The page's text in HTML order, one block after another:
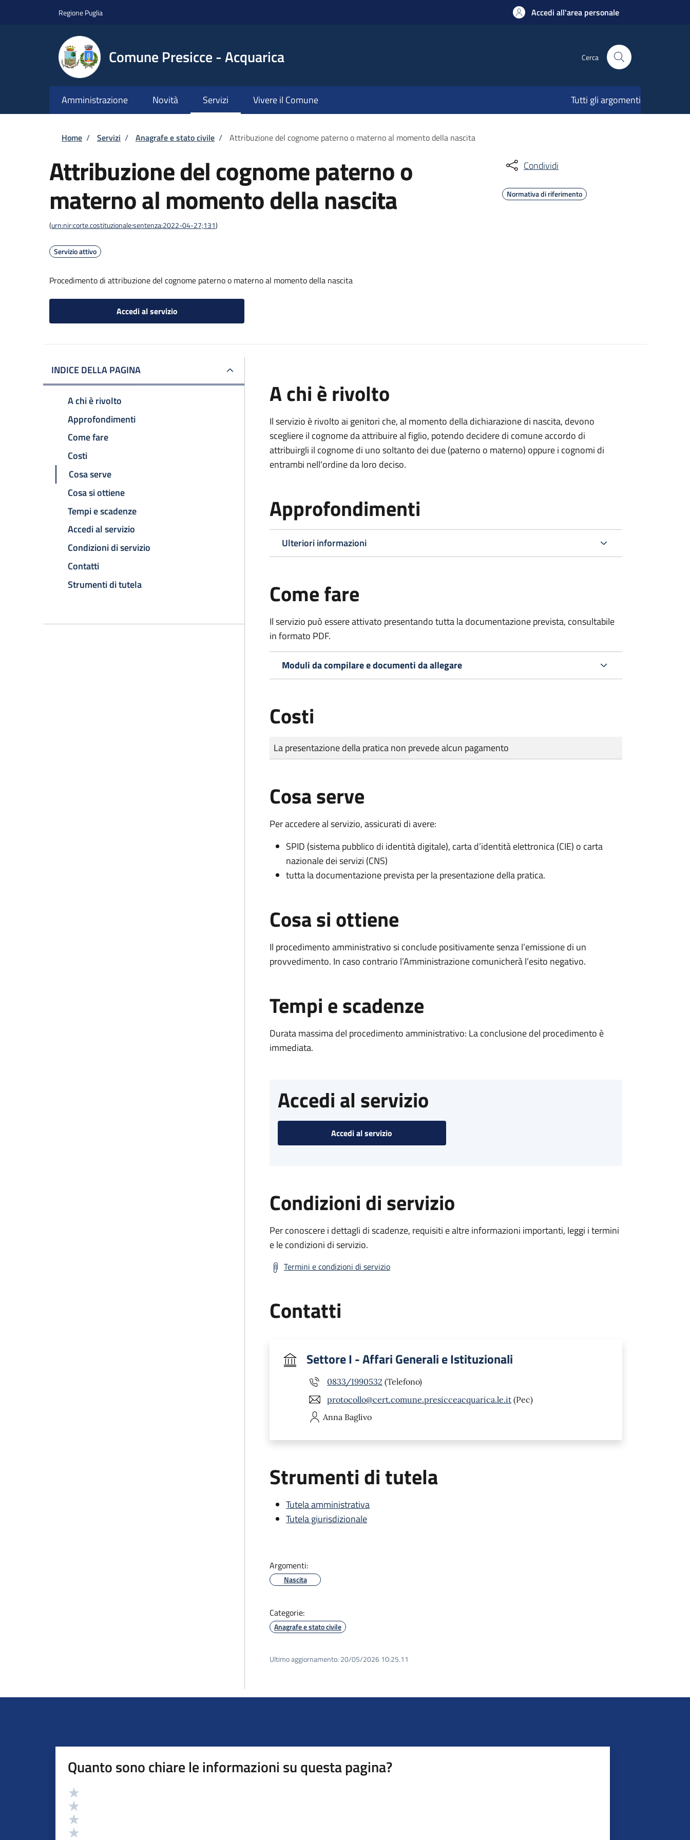
Regione Puglia Accedi all'area personale
Comune Presicce - Acquarica Cerca
Amministrazione Novità Servizi Vivere il Comune Tutti gli argomenti
Briciole di pane
Home / Servizi / Anagrafe e stato civile / Attribuzione del cognome paterno o materno al momento della nascita
Attribuzione del cognome paterno o
materno al momento della nascita
(urn:nir:corte.costituzionale:sentenza:2022-04-27;131)
Servizio attivo
Procedimento di attribuzione del cognome paterno o materno al momento della nascita
Accedi al servizio
Condividi
Normativa di riferimento
INDICE DELLA PAGINA
A chi è rivolto
Approfondimenti
Come fare
Costi
Cosa serve
Cosa si ottiene
Tempi e scadenze
Accedi al servizio
Condizioni di servizio
Contatti
Strumenti di tutela
A chi è rivolto
Il servizio è rivolto ai genitori che, al momento della dichiarazione di nascita, devono
scegliere il cognome da attribuire al figlio, potendo decidere di comune accordo di
attribuirgli il cognome di uno soltanto dei due (paterno o materno) oppure i cognomi di
entrambi nell'ordine da loro deciso.
Approfondimenti
Ulteriori informazioni
Come fare
Il servizio può essere attivato presentando tutta la documentazione prevista, consultabile
in formato PDF.
Moduli da compilare e documenti da allegare
Costi
Tipo di pagamento
Importo
La presentazione della pratica non prevede alcun pagamento
Cosa serve
Per accedere al servizio, assicurati di avere:
SPID (sistema pubblico di identità digitale), carta d’identità elettronica (CIE) o carta
nazionale dei servizi (CNS)
tutta la documentazione prevista per la presentazione della pratica.
Cosa si ottiene
Il procedimento amministrativo si conclude positivamente senza l’emissione di un
provvedimento. In caso contrario l’Amministrazione comunicherà l’esito negativo.
Tempi e scadenze
Durata massima del procedimento amministrativo: La conclusione del procedimento è
immediata.
Accedi al servizio
Accedi al servizio
Condizioni di servizio
Per conoscere i dettagli di scadenze, requisiti e altre informazioni importanti, leggi i termini
e le condizioni di servizio.
Termini e condizioni di servizio
Contatti
Settore I - Affari Generali e Istituzionali
0833/1990532 (Telefono)
protocollo@cert.comune.presicceacquarica.le.it (Pec)
Anna Baglivo
Strumenti di tutela
Tutela amministrativa
Tutela giurisdizionale
Argomenti:
Nascita
Categorie:
Anagrafe e stato civile
Ultimo aggiornamento: 20/05/2026 10:25.11
Quanto sono chiare le informazioni su questa pagina?
Valutazione